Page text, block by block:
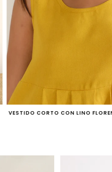
VESTIDO CORTO CON LINO